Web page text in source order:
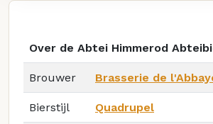
Over de Abtei Himmerod
Brouwer Brasserie de
Bierstijl Quadrupel